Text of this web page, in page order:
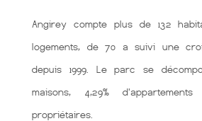
Angirey compte plus de 132
logements, de 70 a suivi une
depuis 1999. Le parc se
maisons, 4,29%
propriétaires.